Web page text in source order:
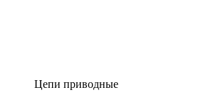
Цепи приводные